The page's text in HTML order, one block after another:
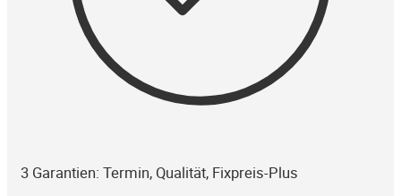
3 Garantien: Termin, Qualität, Fixpreis-Plus